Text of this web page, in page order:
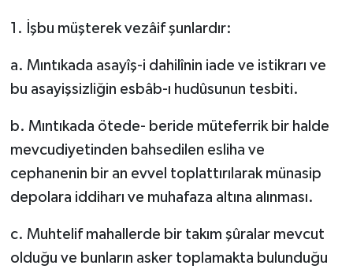
1. İşbu müşterek vezâif şunlardır:
a. Mıntıkada asayîş-i dahilînin iade ve istikrarı ve
bu asayişsizliğin esbâb-ı hudûsunun tesbiti.
b. Mıntıkada ötede- beride müteferrik bir halde
mevcudiyetinden bahsedilen esliha ve
cephanenin bir an evvel toplattırılarak münasip
depolara iddiharı ve muhafaza altına alınması.
c. Muhtelif mahallerde bir takım şûralar mevcut
olduğu ve bunların asker toplamakta bulunduğu